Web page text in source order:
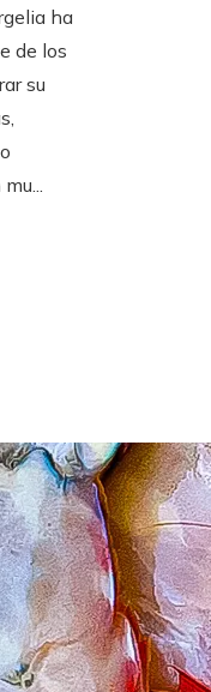
ha
de los
su